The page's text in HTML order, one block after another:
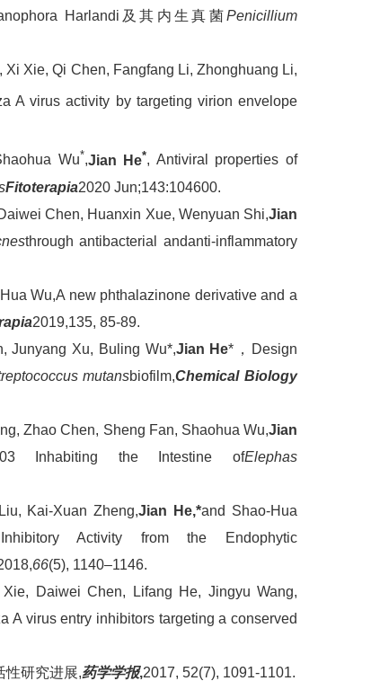
Harlandi及其内生真菌Penicillium
Xie, Qi Chen, Fangfang Li, Zhonghuang Li,
A virus activity by targeting virion envelope
Wu*,Jian He*, Antiviral properties of
Fitoterapia2020 Jun;143:104600.
Chen, Huanxin Xue, Wenyuan Shi,Jian
through antibacterial andanti-inflammatory
Wu,A new phthalazinone derivative and a
2019,135, 85-89.
Junyang Xu, Buling Wu*,Jian He*，Design
mutansbiofilm,Chemical Biology
Zhao Chen, Sheng Fan, Shaohua Wu,Jian
Inhabiting the Intestine ofElephas
Kai-Xuan Zheng,Jian He,*and Shao-Hua
Inhibitory Activity from the Endophytic
66(5), 1140–1146.
Daiwei Chen, Lifang He, Jingyu Wang,
A virus entry inhibitors targeting a conserved
性研究进展,药学学报,2017, 52(7), 1091-1101.